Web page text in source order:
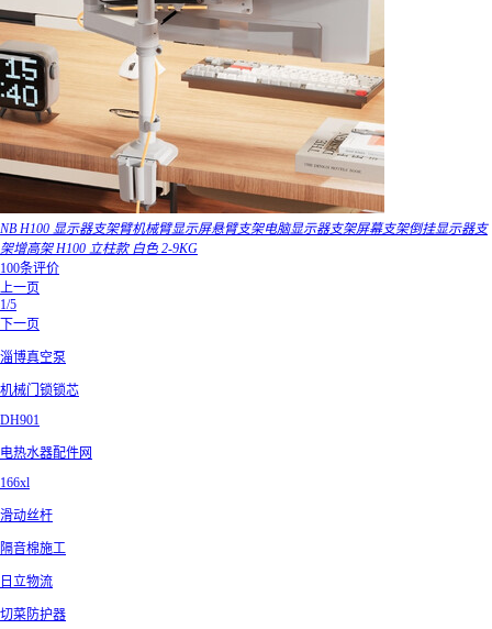
NB H100 显示器支架臂机械臂显示屏悬臂支架电脑显示器支架屏幕支架倒挂显示器支
架增高架 H100 立柱款 白色 2-9KG
100条评价
上一页
1/5
下一页
淄博真空泵
机械门锁锁芯
DH901
电热水器配件网
166xl
滑动丝杆
隔音棉施工
日立物流
切菜防护器